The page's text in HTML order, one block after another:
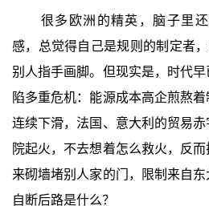
很多欧洲的精英，脑子里
感，总觉得自己是规则的制定者
别人指手画脚。但现实是，时代
陷多重危机：能源成本高企煎熬
连续下滑，法国、意大利的贸易
院起火，不去想着怎么救火，反
来砌墙堵别人家的门，限制来自
自断后路是什么？